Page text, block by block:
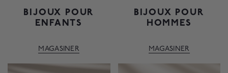
BIJOUX POUR
ENFANTS
MAGASINER
BIJOUX POUR
HOMMES
MAGASINER